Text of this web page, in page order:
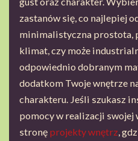
zastanów się, co najlepiej
minimalistyczna prostota,
klimat, czy może
odpowiednio dobranym
dodatkom Twoje wnętrze
charakteru. Jeśli szukasz
pomocy w realizacji swojej
stronę projekty wnętrz ,